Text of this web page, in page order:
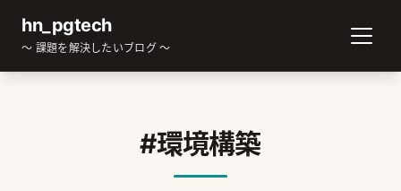
hn_pgtech
～ 課題を解決したいブログ ～
#環境構築